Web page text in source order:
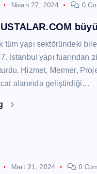
Nisan 27, 2024 0
USTALAR.COM
tüm yapı sektöründeki
İstanbul yapı fuarından
Hizmet, Mermer,
alanında geliştirdiği…
Mart 21, 2024 0